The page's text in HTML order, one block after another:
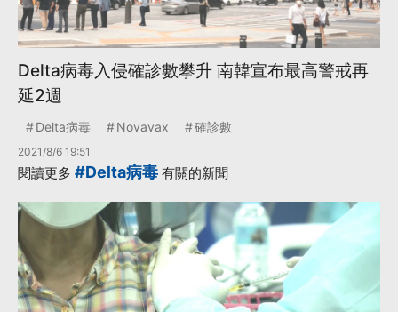
Delta病毒入侵確診數攀升 南韓宣布最高警戒再
延2週
Delta病毒 Novavax 確診數
2021/8/6 19:51
閱讀更多 #Delta病毒 有關的新聞